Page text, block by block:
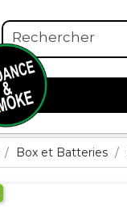
Box et Batteries